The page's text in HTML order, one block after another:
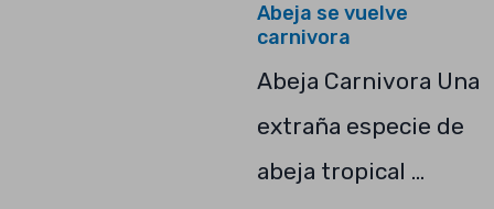
Abeja se vuelve
carnivora
Abeja Carnivora Una
extraña especie de
abeja tropical …